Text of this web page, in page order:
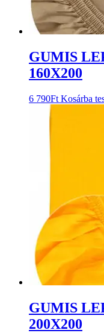
GUMIS
160X200
6 790Ft Kosárba
GUMIS
200X200